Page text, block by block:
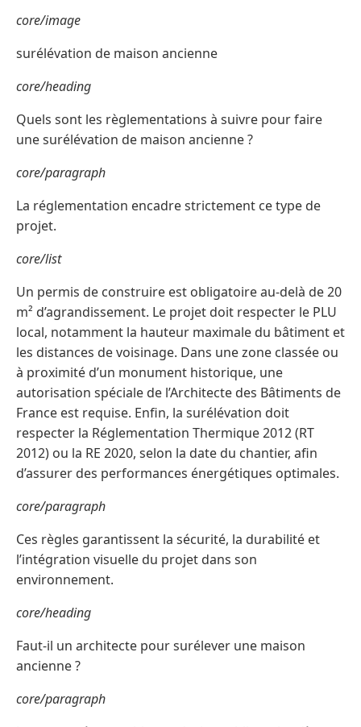
core/image
surélévation de maison ancienne
core/heading
Quels sont les règlementations à suivre pour faire
une surélévation de maison ancienne ?
core/paragraph
La réglementation encadre strictement ce type de
projet.
core/list
Un permis de construire est obligatoire au-delà de 20
m² d’agrandissement. Le projet doit respecter le PLU
local, notamment la hauteur maximale du bâtiment et
les distances de voisinage. Dans une zone classée ou
à proximité d’un monument historique, une
autorisation spéciale de l’Architecte des Bâtiments de
France est requise. Enfin, la surélévation doit
respecter la Réglementation Thermique 2012 (RT
2012) ou la RE 2020, selon la date du chantier, afin
d’assurer des performances énergétiques optimales.
core/paragraph
Ces règles garantissent la sécurité, la durabilité et
l’intégration visuelle du projet dans son
environnement.
core/heading
Faut-il un architecte pour surélever une maison
ancienne ?
core/paragraph